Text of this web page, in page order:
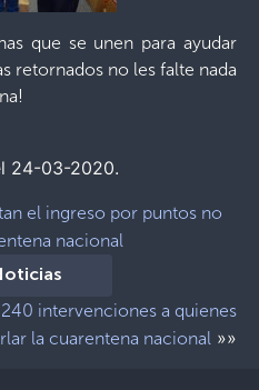
que se unen para ayudar
retornados no les falte nada
24-03-2020.
el ingreso por puntos no
nacional
intervenciones a quienes
la cuarentena nacional »»